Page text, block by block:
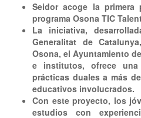
Seidor acoge la primera
programa Osona TIC
La iniciativa,
Generalitat de
Osona, el Ayuntamiento
e institutos, ofrece
prácticas duales a más
educativos involucrados.
Con este proyecto, los
estudios con